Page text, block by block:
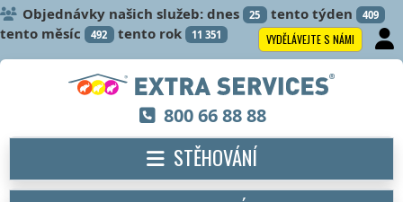
Objednávky našich služeb: dnes 25 tento týden 409
tento měsíc 492 tento rok 11 351 VYDĚLÁVEJTE S NÁMI
800 66 88 88
STĚHOVÁNÍ